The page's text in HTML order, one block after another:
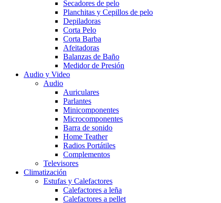
Secadores de pelo
Planchitas y Cepillos de pelo
Depiladoras
Corta Pelo
Corta Barba
Afeitadoras
Balanzas de Baño
Medidor de Presión
Audio y Video
Audio
Auriculares
Parlantes
Minicomponentes
Microcomponentes
Barra de sonido
Home Teather
Radios Portátiles
Complementos
Televisores
Climatización
Estufas y Calefactores
Calefactores a leña
Calefactores a pellet